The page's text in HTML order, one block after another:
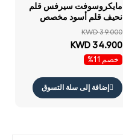
مايكروسوفت سيرفس قلم
نحيف قلم أسود مخصص
KWD 39.000
KWD 34.900
خصم 11%
إضافة إلى سلة التسوق